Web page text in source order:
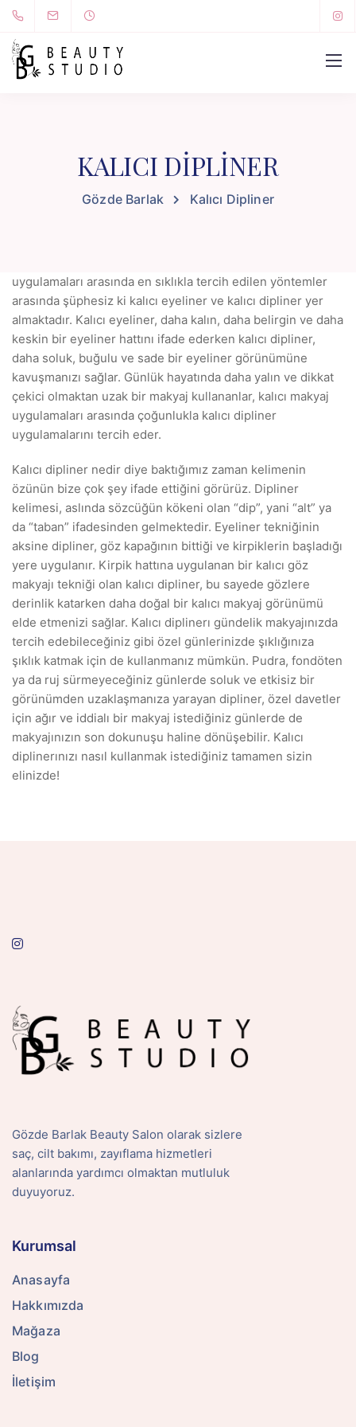
KALICI DIPLINER
Gözde Barlak Kalıcı Dipliner
uygulamaları arasında en sıklıkla tercih edilen yöntemler
arasında şüphesiz ki kalıcı eyeliner ve kalıcı dipliner yer
almaktadır. Kalıcı eyeliner, daha kalın, daha belirgin ve daha
keskin bir eyeliner hattını ifade ederken kalıcı dipliner,
daha soluk, buğulu ve sade bir eyeliner görünümüne
kavuşmanızı sağlar. Günlük hayatında daha yalın ve dikkat
çekici olmaktan uzak bir makyaj kullananlar, kalıcı makyaj
uygulamaları arasında çoğunlukla kalıcı dipliner
uygulamalarını tercih eder.
Kalıcı dipliner nedir diye baktığımız zaman kelimenin
özünün bize çok şey ifade ettiğini görürüz. Dipliner
kelimesi, aslında sözcüğün kökeni olan “dip”, yani “alt” ya
da “taban” ifadesinden gelmektedir. Eyeliner tekniğinin
aksine dipliner, göz kapağının bittiği ve kirpiklerin başladığı
yere uygulanır. Kirpik hattına uygulanan bir kalıcı göz
makyajı tekniği olan kalıcı dipliner, bu sayede gözlere
derinlik katarken daha doğal bir kalıcı makyaj görünümü
elde etmenizi sağlar. Kalıcı diplinerı gündelik makyajınızda
tercih edebileceğiniz gibi özel günlerinizde şıklığınıza
şıklık katmak için de kullanmanız mümkün. Pudra, fondöten
ya da ruj sürmeyeceğiniz günlerde soluk ve etkisiz bir
görünümden uzaklaşmanıza yarayan dipliner, özel davetler
için ağır ve iddialı bir makyaj istediğiniz günlerde de
makyajınızın son dokunuşu haline dönüşebilir. Kalıcı
diplinerınızı nasıl kullanmak istediğiniz tamamen sizin
elinizde!
Gözde Barlak Beauty Salon olarak sizlere
saç, cilt bakımı, zayıflama hizmetleri
alanlarında yardımcı olmaktan mutluluk
duyuyoruz.
Kurumsal
Anasayfa
Hakkımızda
Mağaza
Blog
İletişim